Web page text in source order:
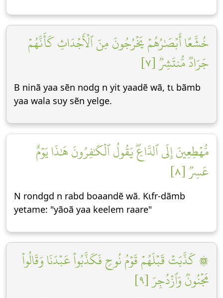
خُشَّعًا أَبۡصَٰرُهُمۡ يَخۡرُجُونَ مِنَ ٱلۡأَجۡدَاثِ كَأَنَّهُمۡ
جَرَادٞ مُّنتَشِرٞ [٧]
B ninã yaa sẽn nodg n yit yaadẽ wã, tɩ bãmb
yaa wala sʋy sẽn yelge.
مُّهۡطِعِينَ إِلَى ٱلدَّاعِۖ يَقُولُ ٱلۡكَٰفِرُونَ هَٰذَا يَوۡمٌ
عَسِرٞ [٨]
N rondgd n rabd boaandẽ wã. Kɩfr-dãmb
yetame: "yãoã yaa keelem raare"
۞ كَذَّبَتۡ قَبۡلَهُمۡ قَوۡمُ نُوحٖ فَكَذَّبُواْ عَبۡدَنَا وَقَالُواْ
مَجۡنُونٞ وَٱزۡدُجِرَ [٩]